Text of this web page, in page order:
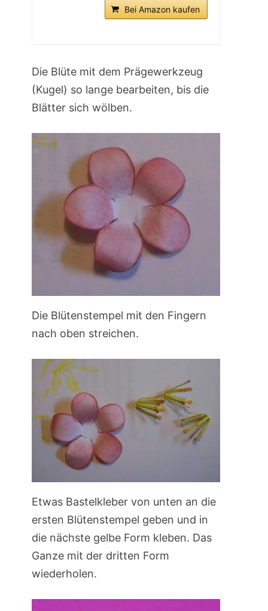
Bei Amazon kaufen
Die Blüte mit dem Prägewerkzeug
(Kugel) so lange bearbeiten, bis die
Blätter sich wölben.
Die Blütenstempel mit den Fingern
nach oben streichen.
Etwas Bastelkleber von unten an die
ersten Blütenstempel geben und in
die nächste gelbe Form kleben. Das
Ganze mit der dritten Form
wiederholen.